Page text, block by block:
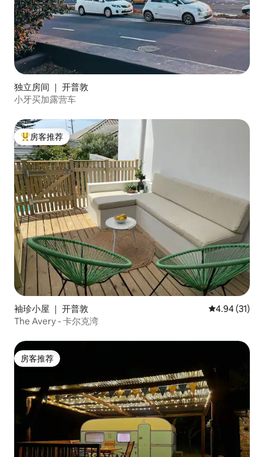
独立房间 ｜ 开普敦
小牙买加露营车
热门「房客推荐」
房客推荐
袖珍小屋 ｜ 开普敦 平均评分
4.94 (31)
The Avery - 卡尔克湾
房客推荐
房客推荐